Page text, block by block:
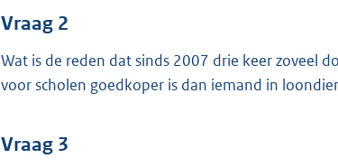
e
:
Vraag 2
Wat is de reden dat sinds 2007 drie keer zoveel
voor scholen goedkoper is dan iemand in
Vraag 3